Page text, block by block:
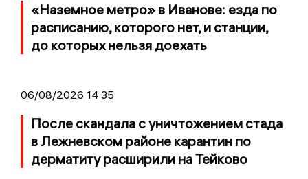
«Наземное метро» в Иванове: езда по
расписанию, которого нет, и станции,
до которых нельзя доехать
06/08/2026 14:35
После скандала с уничтожением стада
в Лежневском районе карантин по
дерматиту расширили на Тейково